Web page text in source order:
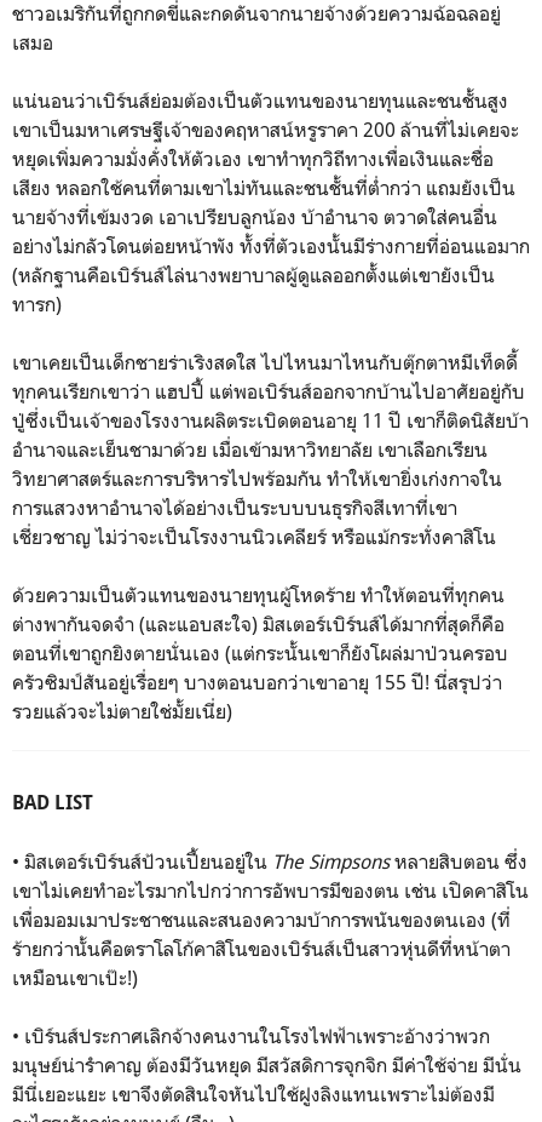
ชาวอเมริกันที่ถูกกดขี่และกดดันจากนายจ้างด้วยความฉ้อฉลอยู่
เสมอ
แน่นอนว่าเบิร์นส์ย่อมต้องเป็นตัวแทนของนายทุนและชนชั้นสูง
เขาเป็นมหาเศรษฐีเจ้าของคฤหาสน์หรูราคา 200 ล้านที่ไม่เคยจะ
หยุดเพิ่มความมั่งคั่งให้ตัวเอง เขาทำทุกวิถีทางเพื่อเงินและชื่อ
เสียง หลอกใช้คนที่ตามเขาไม่ทันและชนชั้นที่ต่ำกว่า แถมยังเป็น
นายจ้างที่เข้มงวด เอาเปรียบลูกน้อง บ้าอำนาจ ตวาดใส่คนอื่น
อย่างไม่กลัวโดนต่อยหน้าพัง ทั้งที่ตัวเองนั้นมีร่างกายที่อ่อนแอมาก
(หลักฐานคือเบิร์นส์ไล่นางพยาบาลผู้ดูแลออกตั้งแต่เขายังเป็น
ทารก)
เขาเคยเป็นเด็กชายร่าเริงสดใส ไปไหนมาไหนกับตุ๊กตาหมีเท็ดดี้
ทุกคนเรียกเขาว่า แฮปปี้ แต่พอเบิร์นส์ออกจากบ้านไปอาศัยอยู่กับ
ปู่ซึ่งเป็นเจ้าของโรงงานผลิตระเบิดตอนอายุ 11 ปี เขาก็ติดนิสัยบ้า
อำนาจและเย็นชามาด้วย เมื่อเข้ามหาวิทยาลัย เขาเลือกเรียน
วิทยาศาสตร์และการบริหารไปพร้อมกัน ทำให้เขายิ่งเก่งกาจใน
การแสวงหาอำนาจได้อย่างเป็นระบบบนธุรกิจสีเทาที่เขา
เชี่ยวชาญ ไม่ว่าจะเป็นโรงงานนิวเคลียร์ หรือแม้กระทั่งคาสิโน
ด้วยความเป็นตัวแทนของนายทุนผู้โหดร้าย ทำให้ตอนที่ทุกคน
ต่างพากันจดจำ (และแอบสะใจ) มิสเตอร์เบิร์นส์ได้มากที่สุดก็คือ
ตอนที่เขาถูกยิงตายนั่นเอง (แต่กระนั้นเขาก็ยังโผล่มาป่วนครอบ
ครัวซิมป์สันอยู่เรื่อยๆ บางตอนบอกว่าเขาอายุ 155 ปี! นี่สรุปว่า
รวยแล้วจะไม่ตายใช่มั้ยเนี่ย)
BAD LIST
• มิสเตอร์เบิร์นส์ป้วนเปี้ยนอยู่ใน The Simpsonsหลายสิบตอน ซึ่ง
เขาไม่เคยทำอะไรมากไปกว่าการอัพบารมีของตน เช่น เปิดคาสิโน
เพื่อมอมเมาประชาชนและสนองความบ้าการพนันของตนเอง (ที่
ร้ายกว่านั้นคือตราโลโก้คาสิโนของเบิร์นส์เป็นสาวหุ่นดีที่หน้าตา
เหมือนเขาเป๊ะ!)
• เบิร์นส์ประกาศเลิกจ้างคนงานในโรงไฟฟ้าเพราะอ้างว่าพวก
มนุษย์น่ารำคาญ ต้องมีวันหยุด มีสวัสดิการจุกจิก มีค่าใช้จ่าย มีนั่น
มีนี่เยอะแยะ เขาจึงตัดสินใจหันไปใช้ฝูงลิงแทนเพราะไม่ต้องมี